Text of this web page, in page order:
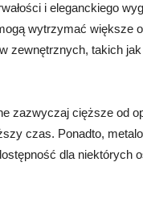
i eleganckiego
wytrzymać większe
zewnętrznych, takich
zazwyczaj cięższe od
czas. Ponadto,
dla niektórych